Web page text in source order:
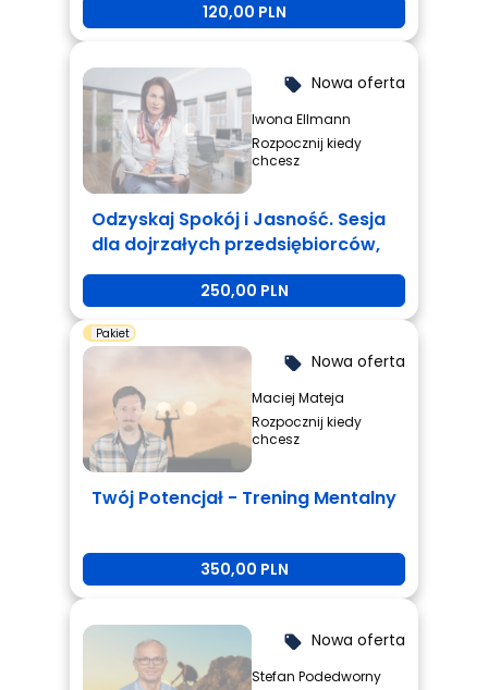
120,00 PLN
local_offer Nowa oferta
Iwona Ellmann
Rozpocznij kiedy
chcesz
Odzyskaj Spokój i Jasność. Sesja
dla dojrzałych przedsiębiorców,
którzy są zmęczeni i potrzebują
250,00 PLN
Pakiet
local_offer Nowa oferta
Maciej Mateja
Rozpocznij kiedy
chcesz
Twój Potencjał - Trening Mentalny
350,00 PLN
local_offer Nowa oferta
Stefan Podedworny